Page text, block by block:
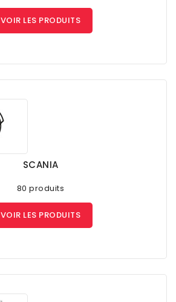
VOIR LES PRODUITS
SCANIA
80 produits
VOIR LES PRODUITS